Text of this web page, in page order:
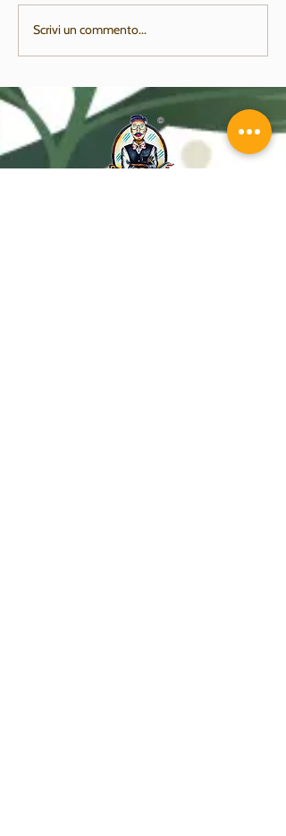
Scrivi un commento...